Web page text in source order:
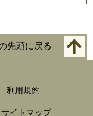
先頭に戻る
利用規約
サイトマップ